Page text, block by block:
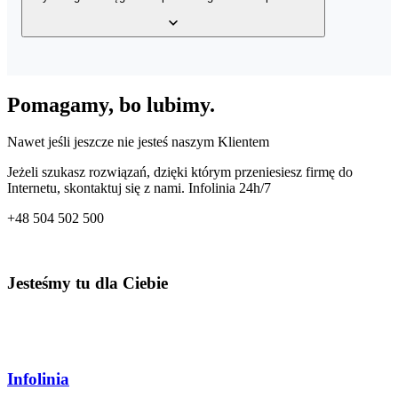
Twoim magazynie z dowolnego miejsca o dowolnej porze.
JPK_KPiR. Dzięki temu co miesiąc przygotujesz odpowiedni plik
Pomagamy, bo lubimy.
Nawet jeśli jeszcze nie jesteś naszym Klientem
Jeżeli szukasz rozwiązań, dzięki którym przeniesiesz firmę do
Internetu, skontaktuj się z nami. Infolinia 24h/7
+48 504 502 500
Jesteśmy tu dla Ciebie
Infolinia